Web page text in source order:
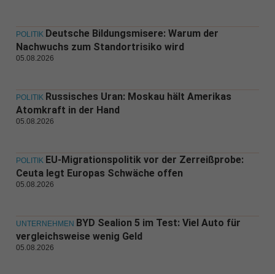
POLITIK Deutsche Bildungsmisere: Warum der
Nachwuchs zum Standortrisiko wird
05.08.2026
POLITIK Russisches Uran: Moskau hält Amerikas
Atomkraft in der Hand
05.08.2026
POLITIK EU-Migrationspolitik vor der Zerreißprobe:
Ceuta legt Europas Schwäche offen
05.08.2026
UNTERNEHMEN BYD Sealion 5 im Test: Viel Auto für
vergleichsweise wenig Geld
05.08.2026